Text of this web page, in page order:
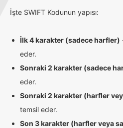
İşte SWIFT Kodunun yapısı:
İlk 4 karakter (sadece harfler)
eder.
Sonraki 2 karakter (sadece
eder.
Sonraki 2 karakter (harfler
temsil eder.
Son 3 karakter (harfler veya